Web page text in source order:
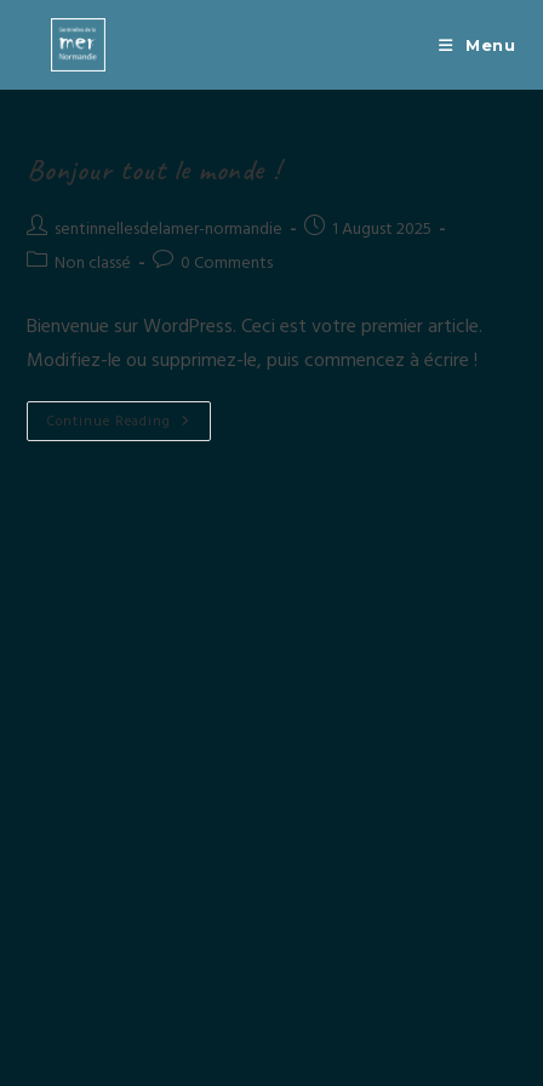
content
Menu
Bonjour tout le monde !
Post
author:
sentinnellesdelamer-normandie
Post1 August 2025
PostNon classé
Post0 Comments
Bienvenue sur WordPress. Ceci est votre premier article.
Modifiez-le ou supprimez-le, puis commencez à écrire !
Continue Reading Bonjour
Tout